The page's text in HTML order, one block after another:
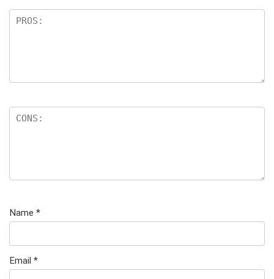
Name *
Email *